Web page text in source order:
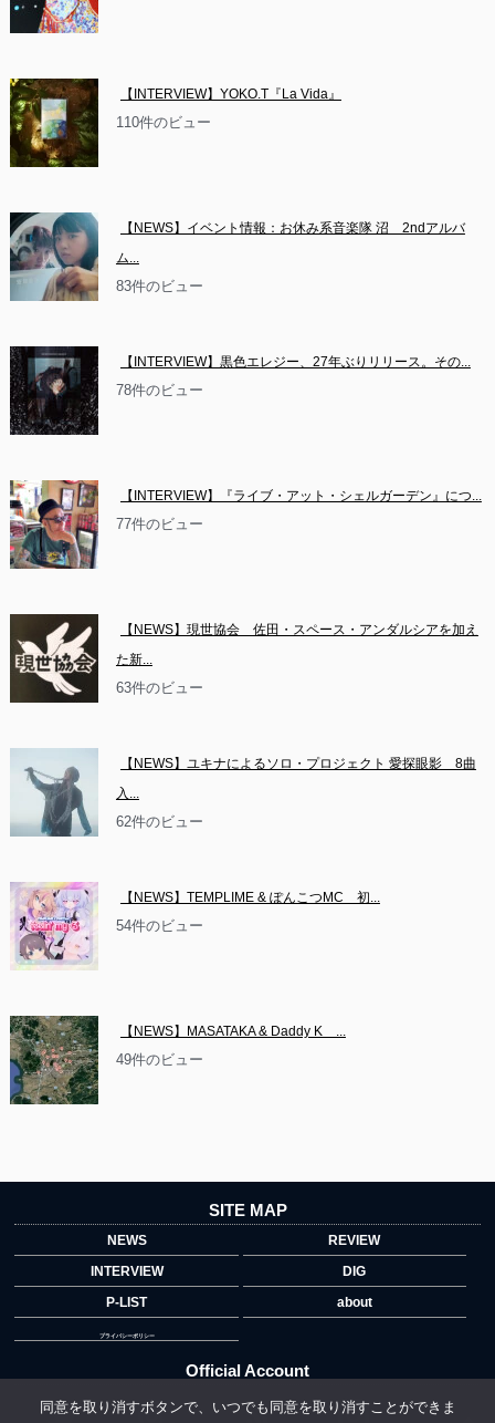
【INTERVIEW】YOKO.T『La Vida』
110件のビュー
【NEWS】イベント情報：お休み系音楽隊 沼　2ndアルバ
ム...
83件のビュー
【INTERVIEW】黒色エレジー、27年ぶりリリース。その...
78件のビュー
【INTERVIEW】『ライブ・アット・シェルガーデン』につ...
77件のビュー
【NEWS】現世協会　佐田・スペース・アンダルシアを加え
た新...
63件のビュー
【NEWS】ユキナによるソロ・プロジェクト 愛探眼影　8曲
入...
62件のビュー
【NEWS】TEMPLIME & ぽんこつMC　初...
54件のビュー
【NEWS】MASATAKA & Daddy K　...
49件のビュー
SITE MAP
NEWS
REVIEW
INTERVIEW
DIG
P-LIST
about
プライバシーポリシー
Official Account
同意を取り消すボタンで、いつでも同意を取り消すことができま